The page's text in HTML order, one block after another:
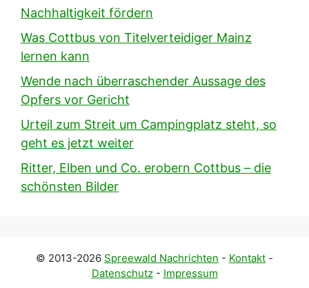
Nachhaltigkeit fördern
Was Cottbus von Titelverteidiger Mainz
lernen kann
Wende nach überraschender Aussage des
Opfers vor Gericht
Urteil zum Streit um Campingplatz steht, so
geht es jetzt weiter
Ritter, Elben und Co. erobern Cottbus – die
schönsten Bilder
© 2013-2026 Spreewald Nachrichten - Kontakt -
Datenschutz- Impressum